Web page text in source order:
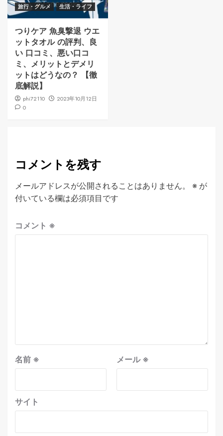
旅行・グルメ
生活・ライフ
つりケア 魚臭撃退 ウエ
ットタオル の評判、良
い 口コミ、悪い口コ
ミ、メリットとデメリ
ットはどうなの？ 【徹
底解説】
phi72110
2023年10月12日
0
コメントを残す
メールアドレスが公開されることはありません。 ※ が
付いている欄は必須項目です
コメント ※
名前 ※ メール※
サイト